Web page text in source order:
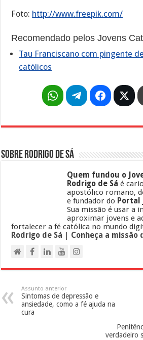
Foto: http://www.freepik.com/
Recomendado pelos Jovens
Tau Franciscano com pingente
católicos
Sobre Rodrigo de Sá
Quem fundou o
Rodrigo de Sá é
apostólico romano,
e fundador do Portal
Sua missão é usar a
aproximar jovens e
fortalecer a fé católica no mundo
Rodrigo de Sá | Conheça a missão
Assunto anterior
Sintomas de depressão e
ansiedade, como a fé ajuda na
cura
verdadeiro